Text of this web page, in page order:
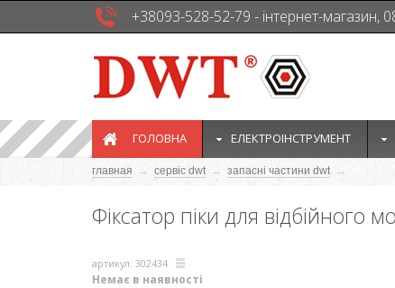
+38093-528-52-79 - інтернет-магазин,
ГОЛОВНА EЛЕКТРОІНСТРУМЕНТ
главная → сервіс dwt → запасні частини dwt →
Фіксатор піки для відбійного
артикул: 302434
Немає в наявності